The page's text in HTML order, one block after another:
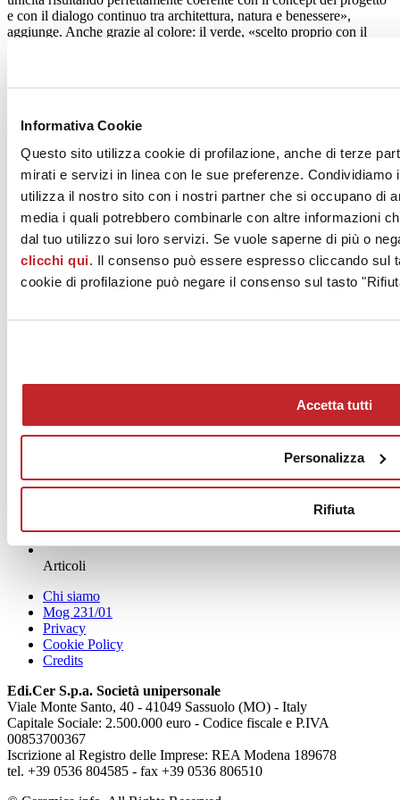
Informativa Cookie
Questo sito utilizza cookie di profilazione, anche di terze
mirati e servizi in linea con le sue preferenze.
utilizza il nostro sito con i nostri partner che si occupano di
media i quali potrebbero combinarle con altre informazioni
dal tuo utilizzo sui loro servizi. Se vuole saperne di più o
clicchi qui. Il consenso può essere espresso cliccando sul
cookie di profilazione può negare il consenso sul tasto
Accetta tutti
Personalizza
Rifiuta
e con il dialogo continuo tra architettura, natura e benessere»,
aggiunge. Anche grazie al colore: il verde, «scelto proprio con il
tempo». Il risultato? «Un contrasto elegante e naturale, in cui
Superfici Ceramiche
Panaria
Workshop
Jade
6x24,6 cm - 8,5 mm
Certificazioni
ISO 9001, ISO 14001, EMAS, CERTIQUALITY-UNI, CEN-
Altre info sul prodotto >vai al catalogo
aziende
Articoli
Chi siamo
Mog 231/01
Privacy
Cookie Policy
Credits
Edi.Cer S.p.a. Società unipersonale
Viale Monte Santo, 40 - 41049 Sassuolo (MO) - Italy
Capitale Sociale: 2.500.000 euro - Codice fiscale e P.IVA
00853700367
Iscrizione al Registro delle Imprese: REA Modena 189678
tel. +39 0536 804585 - fax +39 0536 806510